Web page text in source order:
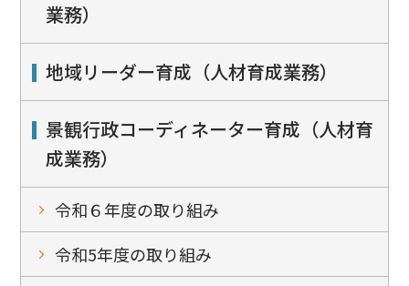
業務）
地域リーダー育成（人材育成業務）
景観行政コーディネーター育成（人材育
成業務）
令和６年度の取り組み
令和5年度の取り組み